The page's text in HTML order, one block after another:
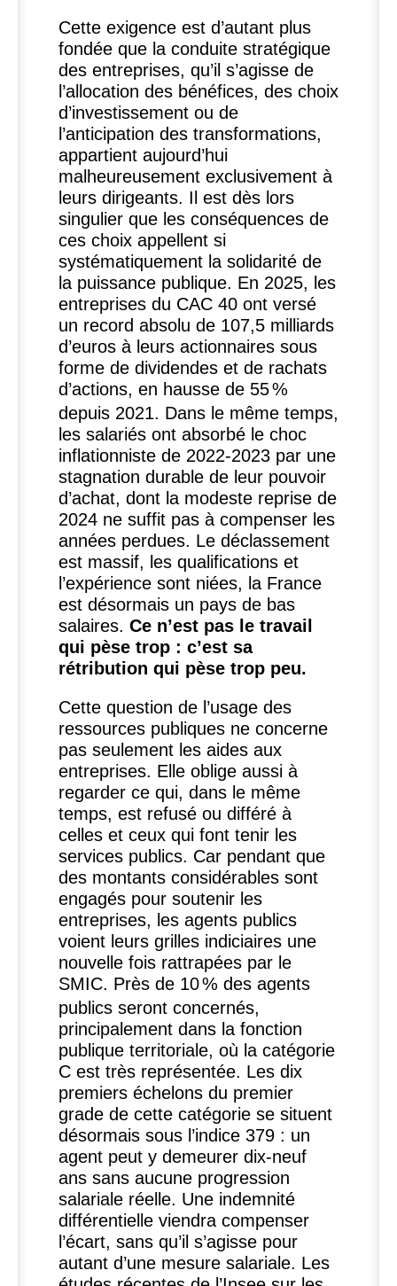
Cette exigence est d’autant plus
fondée que la conduite stratégique
des entreprises, qu’il s’agisse de
l’allocation des bénéfices, des choix
d’investissement ou de
l’anticipation des transformations,
appartient aujourd’hui
malheureusement exclusivement à
leurs dirigeants. Il est dès lors
singulier que les conséquences de
ces choix appellent si
systématiquement la solidarité de
la puissance publique. En 2025, les
entreprises du CAC40 ont versé
un record absolu de 107,5 milliards
d’euros à leurs actionnaires sous
forme de dividendes et de rachats
d’actions, en hausse de 55%
depuis 2021. Dans le même temps,
les salariés ont absorbé le choc
inflationniste de 2022-2023 par une
stagnation durable de leur pouvoir
d’achat, dont la modeste reprise de
2024 ne suffit pas à compenser les
années perdues. Le déclassement
est massif, les qualifications et
l’expérience sont niées, la France
est désormais un pays de bas
salaires. Ce n’est pas le travail
qui pèse trop : c’est sa
rétribution qui pèse trop peu.
Cette question de l’usage des
ressources publiques ne concerne
pas seulement les aides aux
entreprises. Elle oblige aussi à
regarder ce qui, dans le même
temps, est refusé ou différé à
celles et ceux qui font tenir les
services publics. Car pendant que
des montants considérables sont
engagés pour soutenir les
entreprises, les agents publics
voient leurs grilles indiciaires une
nouvelle fois rattrapées par le
SMIC. Près de 10% des agents
publics seront concernés,
principalement dans la fonction
publique territoriale, où la catégorie
C est très représentée. Les dix
premiers échelons du premier
grade de cette catégorie se situent
désormais sous l’indice 379 : un
agent peut y demeurer dix-neuf
ans sans aucune progression
salariale réelle. Une indemnité
différentielle viendra compenser
l’écart, sans qu’il s’agisse pour
autant d’une mesure salariale. Les